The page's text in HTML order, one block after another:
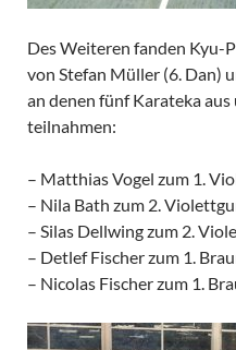
Des Weiteren fanden Kyu-
von Stefan Müller (6. Dan)
an denen fünf Karateka
teilnahmen:
– Matthias Vogel zum 1.
– Nila Bath zum 2.
– Silas Dellwing zum 2.
– Detlef Fischer zum 1.
– Nicolas Fischer zum 1.